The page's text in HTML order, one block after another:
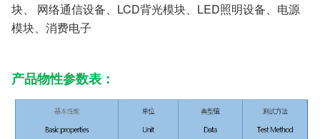
块、 网络通信设备、LCD背光模块、LED照明设备、电源
模块、消费电子
产品物性参数表：